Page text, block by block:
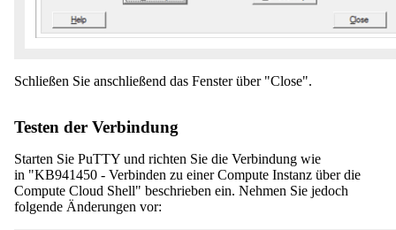
Schließen Sie anschließend das Fenster über "Close".
Testen der Verbindung
Starten Sie PuTTY und richten Sie die Verbindung wie
in "KB941450 - Verbinden zu einer Compute Instanz über die
Compute Cloud Shell" beschrieben ein. Nehmen Sie jedoch
folgende Änderungen vor: